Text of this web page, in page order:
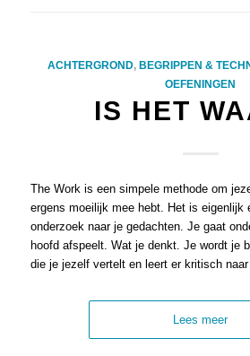
ACHTERGROND, BEGRIPPEN &
OEFENINGEN
IS HET
The Work is een simpele methode om
ergens moeilijk mee hebt. Het is eigenlijk
onderzoek naar je gedachten. Je gaat
hoofd afspeelt. Wat je denkt. Je wordt je
die je jezelf vertelt en leert er kritisch
Lees meer